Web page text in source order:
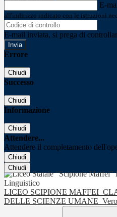
E-
all'indirizzo indicato con le istruzioni
E-mail inviata, si prega di
Errore
Chiudi
Successo
Chiudi
Informazione
Chiudi
Attendere...
Attendere il completamento
Chiudi
Chiudi
LICEO SCIPIONE MAFFEI
DELLE SCIENZE UMANE